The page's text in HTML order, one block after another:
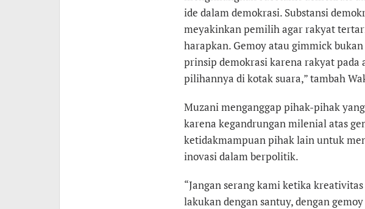
ide dalam demokrasi. Substansi
meyakinkan pemilih agar rakyat
harapkan. Gemoy atau gimmick
prinsip demokrasi karena rakyat
pilihannya di kotak suara,” tambah
Muzani menganggap pihak-pihak
karena kegandrungan milenial atas
ketidakmampuan pihak lain untuk
inovasi dalam berpolitik.
“Jangan serang kami ketika
lakukan dengan santuy, dengan